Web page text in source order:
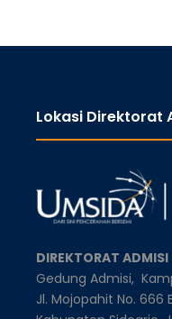
Lokasi Direktorat
DIREKTORAT ADMISI
Gedung Admisi,
Jl. Mojopahit No. 666